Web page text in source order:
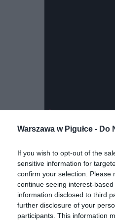
Warszawa w Pigułce - Do
If you wish to opt-out of the
sensitive information for
confirm your selection. Please
continue seeing interest-
information disclosed to third
further disclosure of your
participants. This information